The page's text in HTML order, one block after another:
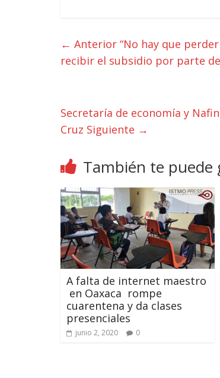
← Anterior “No hay que
recibir el subsidio por parte de
Secretaría de economía y
Cruz Siguiente →
También te puede
A falta de internet maestro
en Oaxaca rompe
cuarentena y da clases
presenciales
junio 2, 2020 0